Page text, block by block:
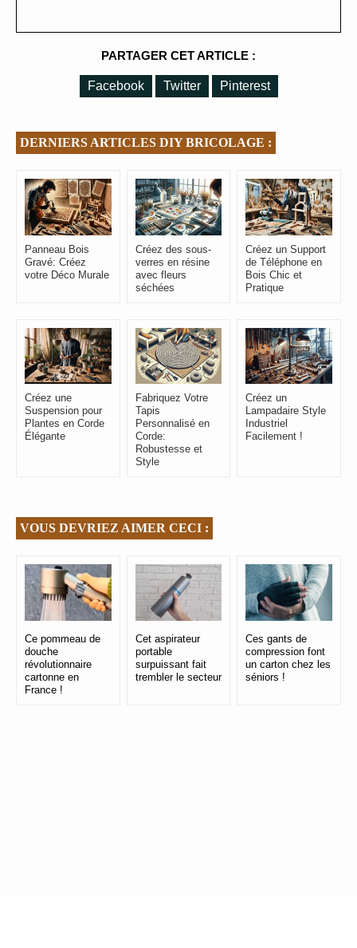
PARTAGER CET ARTICLE :
Facebook Twitter Pinterest
DERNIERS ARTICLES DIY BRICOLAGE :
Panneau Bois
Gravé: Créez
votre Déco Murale
Créez des sous-
verres en résine
avec fleurs
séchées
Créez un Support
de Téléphone en
Bois Chic et
Pratique
Créez une
Suspension pour
Plantes en Corde
Élégante
Fabriquez Votre
Tapis
Personnalisé en
Corde:
Robustesse et
Style
Créez un
Lampadaire Style
Industriel
Facilement !
VOUS DEVRIEZ AIMER CECI :
Ce pommeau de
douche
révolutionnaire
cartonne en
France !
Cet aspirateur
portable
surpuissant fait
trembler le secteur
Ces gants de
compression font
un carton chez les
séniors !